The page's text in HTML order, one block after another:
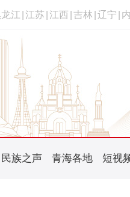
江 江苏 江西 吉林 辽宁
民族之声 青海各地 短视